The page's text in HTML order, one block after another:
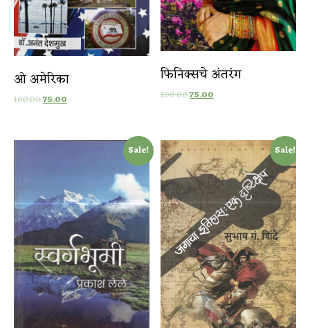
ओ अमेरिका
100.0075.00
फिनिक्सचे अंतरंग
100.0075.00
Sale! Sale!